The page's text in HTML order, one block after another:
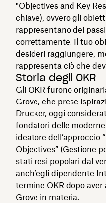
"Objectives and Key
chiave), ovvero gli
rappresentano dei
correttamente. Il tuo
desideri raggiungere,
rappresenta ciò che
Storia degli OKR
Gli OKR furono
Grove, che prese
Drucker, oggi
fondatori delle
ideatore dell’approccio
Objectives” (Gestione
stati resi popolari dal
anch’egli dipendente
termine OKR dopo
Grove in materia.